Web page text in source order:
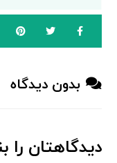
بدون دیدگاه
دیدگاهتان را